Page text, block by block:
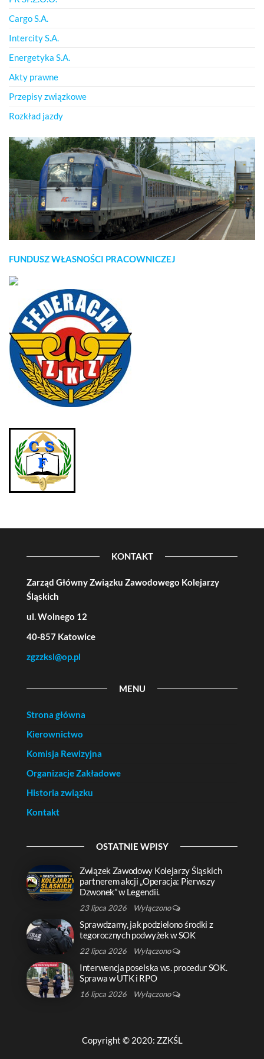
Cargo S.A.
Intercity S.A.
Energetyka S.A.
Akty prawne
Przepisy związkowe
Rozkład jazdy
FUNDUSZ WŁASNOŚCI PRACOWNICZEJ
KONTAKT
Zarząd Główny Związku Zawodowego Kolejarzy
Śląskich
ul. Wolnego 12
40-857 Katowice
zgzzksl@op.pl
MENU
Strona główna
Kierownictwo
Komisja Rewizyjna
Organizacje Zakładowe
Historia związku
Kontakt
OSTATNIE WPISY
Związek Zawodowy Kolejarzy Śląskich
partnerem akcji „Operacja: Pierwszy
Dzwonek” w Legendii.
23 lipca 2026 Wyłączono
Sprawdzamy, jak podzielono środki z
tegorocznych podwyżek w SOK
22 lipca 2026 Wyłączono
Interwencja poselska ws. procedur SOK.
Sprawa w UTK i RPO
16 lipca 2026 Wyłączono
Copyright © 2020: ZZKŚL